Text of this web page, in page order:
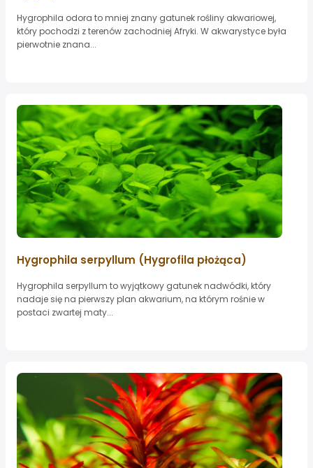
Hygrophila odora to mniej znany gatunek rośliny akwariowej,
który pochodzi z terenów zachodniej Afryki. W akwarystyce była
pierwotnie znana...
Hygrophila serpyllum (Hygrofila płożąca)
Hygrophila serpyllum to wyjątkowy gatunek nadwódki, który
nadaje się na pierwszy plan akwarium, na którym rośnie w
postaci zwartej maty...